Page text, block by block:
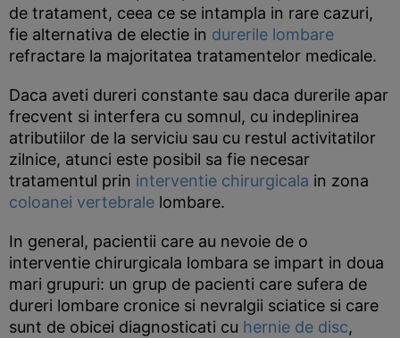
de tratament, ceea ce se intampla in rare cazuri,
fie alternativa de electie in durerile lombare
refractare la majoritatea tratamentelor medicale.
Daca aveti dureri constante sau daca durerile apar
frecvent si interfera cu somnul, cu indeplinirea
atributiilor de la serviciu sau cu restul activitatilor
zilnice, atunci este posibil sa fie necesar
tratamentul prin interventie chirurgicala in zona
coloanei vertebrale lombare.
In general, pacientii care au nevoie de o
interventie chirurgicala lombara se impart in doua
mari grupuri: un grup de pacienti care sufera de
dureri lombare cronice si nevralgii sciatice si care
sunt de obicei diagnosticati cu hernie de disc,